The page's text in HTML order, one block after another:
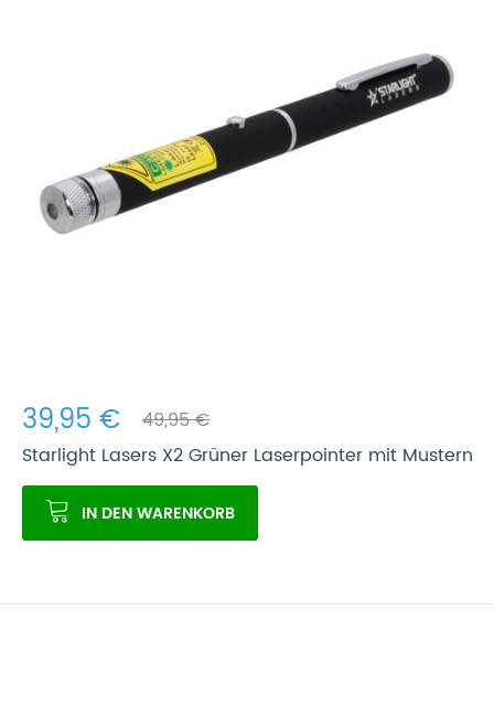
39,95 €
49,95 €
Starlight Lasers X2 Grüner Laserpointer mit Mustern
IN DEN WARENKORB